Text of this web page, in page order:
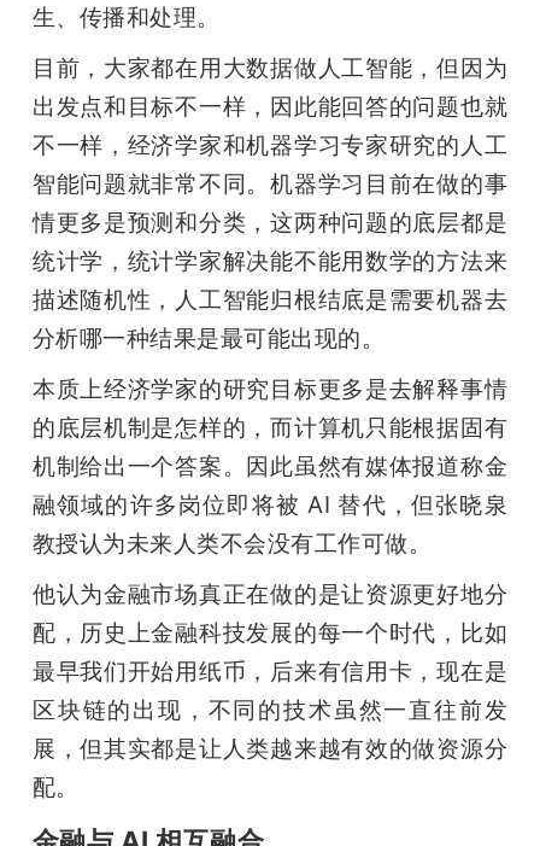
生、传播和处理。
目前，大家都在用大数据做人工智能，但因为
出发点和目标不一样，因此能回答的问题也就
不一样，经济学家和机器学习专家研究的人工
智能问题就非常不同。机器学习目前在做的事
情更多是预测和分类，这两种问题的底层都是
统计学，统计学家解决能不能用数学的方法来
描述随机性，人工智能归根结底是需要机器去
分析哪一种结果是最可能出现的。
本质上经济学家的研究目标更多是去解释事情
的底层机制是怎样的，而计算机只能根据固有
机制给出一个答案。因此虽然有媒体报道称金
融领域的许多岗位即将被 AI 替代，但张晓泉
教授认为未来人类不会没有工作可做。
他认为金融市场真正在做的是让资源更好地分
配，历史上金融科技发展的每一个时代，比如
最早我们开始用纸币，后来有信用卡，现在是
区块链的出现，不同的技术虽然一直往前发
展，但其实都是让人类越来越有效的做资源分
配。